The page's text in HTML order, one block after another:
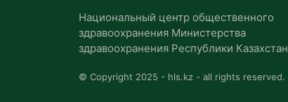
Национальный центр общественного
здравоохранения Министерства
здравоохранения Республики Казахстан
© Copyright 2025 - hls.kz - all rights reserved.